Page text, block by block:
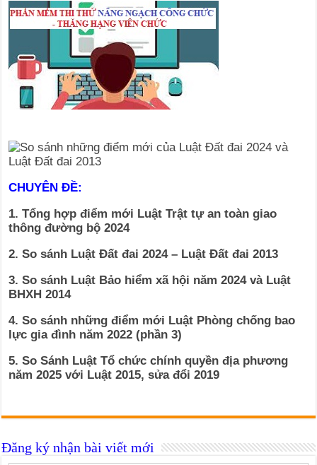
CHUYÊN ĐỀ:
1. Tổng hợp điểm mới Luật Trật tự an toàn giao
thông đường bộ 2024
2. So sánh Luật Đất đai 2024 – Luật Đất đai 2013
3. So sánh Luật Bảo hiểm xã hội năm 2024 và Luật
BHXH 2014
4. So sánh những điểm mới Luật Phòng chống bao
lực gia đình năm 2022 (phần 3)
5. So Sánh Luật Tổ chức chính quyền địa phương
năm 2025 với Luật 2015, sửa đổi 2019
Đăng ký nhận bài viết mới